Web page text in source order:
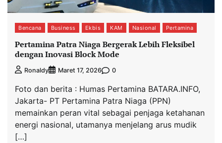
Bencana Business Ekbis KAM Nasional Pertamina
Pertamina Patra Niaga Bergerak Lebih Fleksibel
dengan Inovasi Block Mode
Ronaldy Maret 17, 2026 0
Foto dan berita : Humas Pertamina BATARA.INFO,
Jakarta- PT Pertamina Patra Niaga (PPN)
memainkan peran vital sebagai penjaga ketahanan
energi nasional, utamanya menjelang arus mudik
[…]